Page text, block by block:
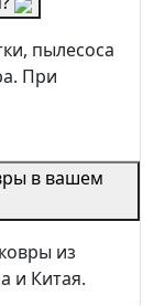
пылесоса
При
в вашем
из
и Китая.